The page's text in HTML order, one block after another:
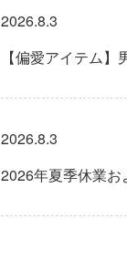
2026.8.3
【偏愛アイテム
2026.8.3
2026年夏季休業